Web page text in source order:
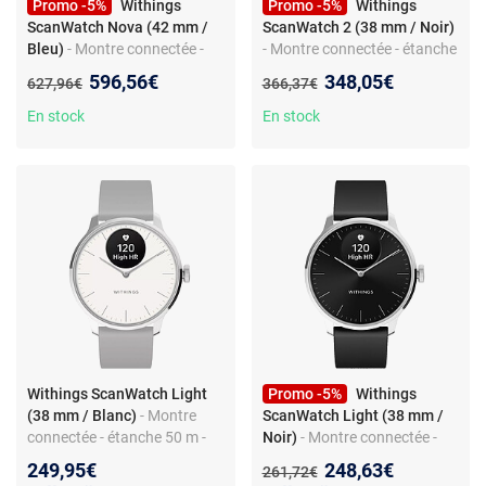
Promo -5%
Withings
ScanWatch Nova (42 mm /
Bleu) - Montre connectée -
PPG - suivi cardiovasculaire -
Bluetooth Low Energy -
Ancien prix :
627,96€ Nouveau prix :
596,56€
En stock
Promo -5%
Withings
ScanWatch 2 (38 mm / Noir)
- Montre connectée - étanche
suivi santé - Bluetooth Low
Energy - autonomie 30 jours
Ancien prix :
366,37€ Nouveau prix :
348,05€
En stock
Withings ScanWatch Light
(38 mm / Blanc) - Montre
connectée - étanche 50 m -
d'activité - Bluetooth Low
249,95€
Promo -5%
Withings
ScanWatch Light (38 mm /
Noir) - Montre connectée -
PGG - suivi d'activité -
Ancien prix :
261,72€ Nouveau prix :
248,63€